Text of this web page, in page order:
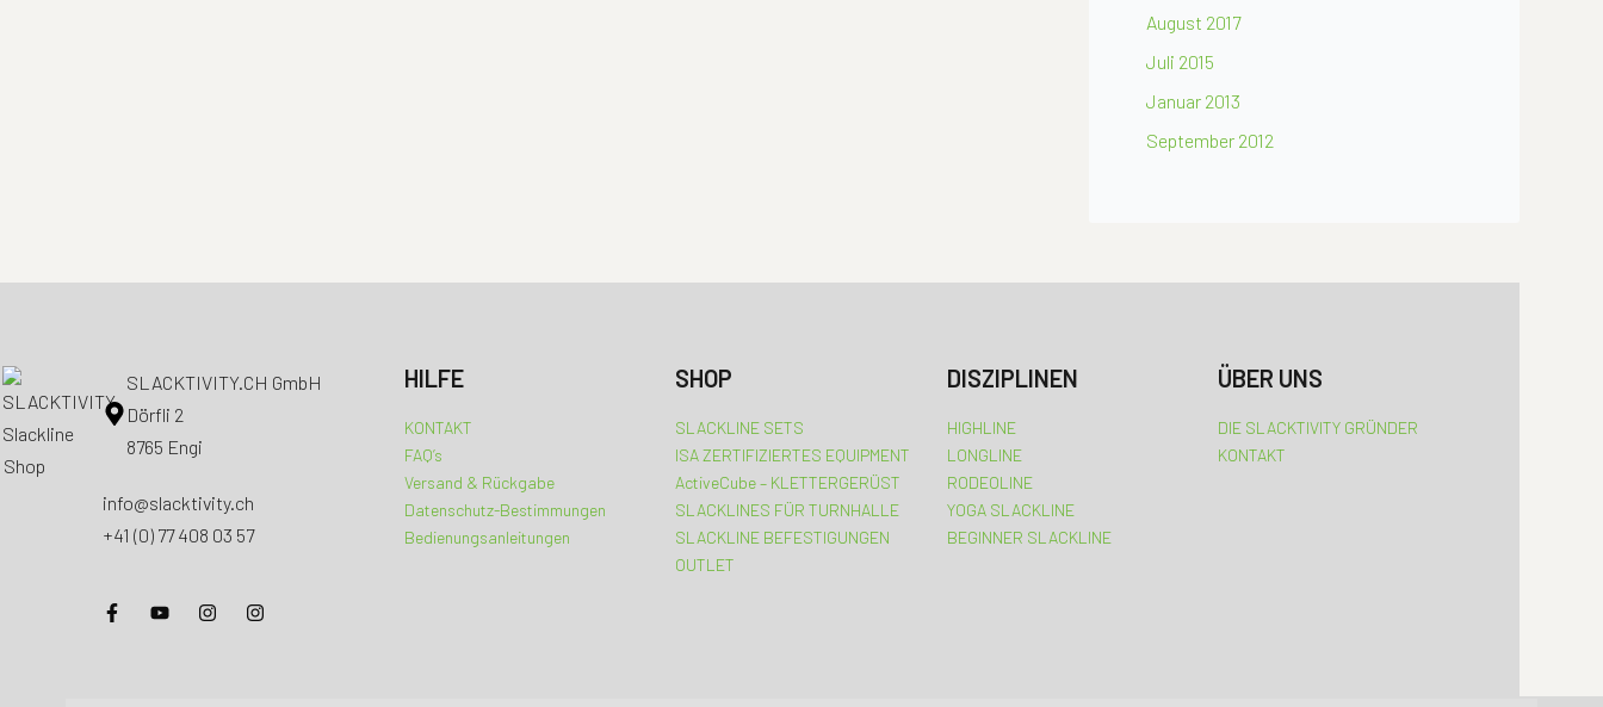
August 2017
Juli 2015
Januar 2013
September 2012
SLACKTIVITY.CH GmbH
Dörfli 2
8765 Engi
info@slacktivity.ch
+41 (0) 77 408 03 57
HILFE
KONTAKT
FAQ’s
Versand & Rückgabe
Datenschutz-Bestimmungen
Bedienungsanleitungen
SHOP
SLACKLINE SETS
ISA ZERTIFIZIERTES EQUIPMENT
ActiveCube – KLETTERGERÜST
SLACKLINES FÜR TURNHALLE
SLACKLINE BEFESTIGUNGEN
OUTLET
DISZIPLINEN
HIGHLINE
LONGLINE
RODEOLINE
YOGA SLACKLINE
BEGINNER SLACKLINE
ÜBER UNS
DIE SLACKTIVITY GRÜNDER
KONTAKT